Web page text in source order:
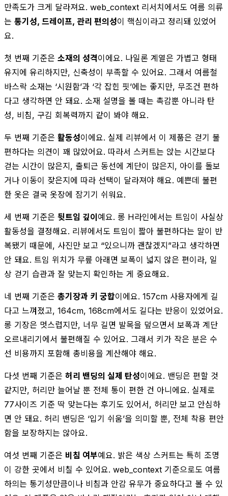
만족도가 크게 달라져요. web_context 리서치에서도 여름 의류
는 통기성, 드레이프, 관리 편의성이 핵심이라고 정리돼 있었어
요.
첫 번째 기준은 소재의 성격이에요. 나일론 계열은 가볍고 형태
유지에 유리하지만, 신축성이 부족할 수 있어요. 그래서 여름철
바스락 소재는 ‘시원함’과 ‘각 잡힌 핏’에는 좋지만, 무조건 편하
다고 생각하면 안 돼요. 소재 설명을 볼 때는 촉감뿐 아니라 탄
성, 비침, 구김 회복력까지 같이 봐야 해요.
두 번째 기준은 활동성이에요. 실제 리뷰에서 이 제품은 걷기 불
편하다는 의견이 꽤 많았어요. 따라서 스커트는 앉는 시간보다
걷는 시간이 많은지, 출퇴근 동선에 계단이 많은지, 아이를 돌보
거나 이동이 잦은지에 따라 선택이 달라져야 해요. 예쁜데 불편
한 옷은 결국 옷장에 잠기기 쉬워요.
세 번째 기준은 뒷트임 깊이예요. 롱 H라인에서는 트임이 사실상
활동성을 결정해요. 리뷰에서도 트임이 짧아 불편하다는 말이 반
복됐기 때문에, 사진만 보고 “있으니까 괜찮겠지”라고 생각하면
안 돼요. 트임 위치가 무릎 아래면 보폭이 넓지 않은 편이라, 일
상 걷기 습관과 잘 맞는지 확인하는 게 중요해요.
네 번째 기준은 총기장과 키 궁합이에요. 157cm 사용자에게 길
다고 느껴졌고, 164cm, 168cm에서도 길다는 반응이 있었어요.
롱 기장은 멋스럽지만, 너무 길면 발목을 덮으면서 보폭과 계단
오르내리기에서 불편해질 수 있어요. 그래서 키가 작은 분은 수
선 비용까지 포함해 총비용을 계산해야 해요.
다섯 번째 기준은 허리 밴딩의 실제 탄성이에요. 밴딩은 편할 것
같지만, 허리만 늘어날 뿐 전체 통이 편한 건 아니에요. 실제로
77사이즈 기준 딱 맞는다는 후기도 있어서, 허리만 보고 안심하
면 안 돼요. 허리 밴딩은 ‘입기 쉬움’을 의미할 뿐, 전체 착용 편안
함을 보장하지는 않아요.
여섯 번째 기준은 비침 여부예요. 밝은 색상 스커트는 특히 조명
이 강한 곳에서 비칠 수 있어요. web_context 기준으로도 여름
하의는 통기성만큼이나 비침과 안감 유무가 중요하다고 볼 수 있